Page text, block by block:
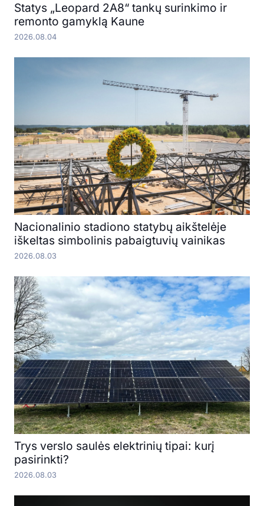
Statys „Leopard 2A8“ tankų surinkimo ir
remonto gamyklą Kaune
2026.08.04
Nacionalinio stadiono statybų aikštelėje
iškeltas simbolinis pabaigtuvių vainikas
2026.08.03
Trys verslo saulės elektrinių tipai: kurį
pasirinkti?
2026.08.03